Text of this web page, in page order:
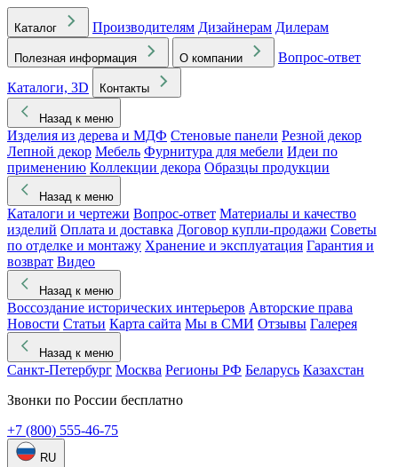
Каталог Производителям Дизайнерам Дилерам
Полезная информация О компании
Вопрос-ответ
Каталоги, 3D
Контакты
Назад к меню
Изделия из дерева и МДФ Стеновые панели Резной декор
Лепной декор Мебель Фурнитура для мебели Идеи по
применению Коллекции декора Образцы продукции
Назад к меню
Каталоги и чертежи Вопрос-ответ Материалы и качество
изделий Оплата и доставка Договор купли-продажи Советы
по отделке и монтажу Хранение и эксплуатация Гарантия и
возврат Видео
Назад к меню
Воссоздание исторических интерьеров Авторские права
Новости Статьи Карта сайта Мы в СМИ Отзывы Галерея
Назад к меню
Санкт-Петербург Москва Регионы РФ Беларусь Казахстан
Звонки по России бесплатно
+7 (800) 555-46-75
RU